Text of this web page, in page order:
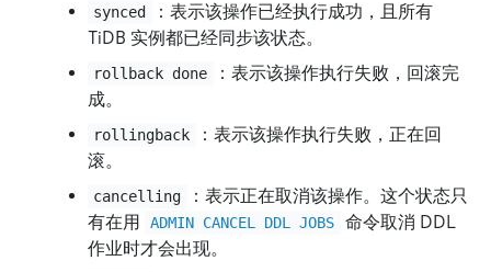
synced
：表示该操作已经执行成功，且所有
TiDB 实例都已经同步该状态。
rollback done
：表示该操作执行失败，回滚完
成。
rollingback
：表示该操作执行失败，正在回
滚。
cancelling
：表示正在取消该操作。这个状态只
有在用
ADMIN CANCEL DDL JOBS
命令取消 DDL
作业时才会出现。